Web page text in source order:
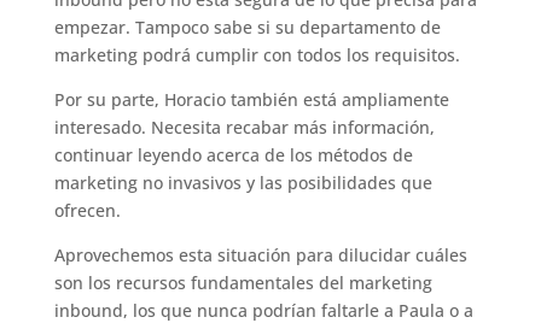
empezar. Tampoco sabe si su departamento de
marketing podrá cumplir con todos los requisitos.
Por su parte, Horacio también está ampliamente
interesado. Necesita recabar más información,
continuar leyendo acerca de los métodos de
marketing no invasivos y las posibilidades que
ofrecen.
Aprovechemos esta situación para dilucidar cuáles
son los recursos fundamentales del marketing
inbound, los que nunca podrían faltarle a Paula o a